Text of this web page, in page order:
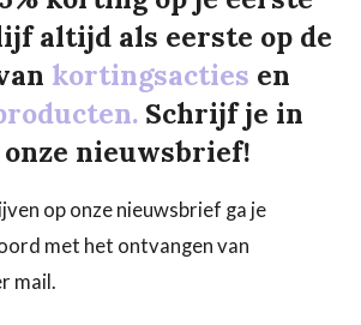
altijd als eerste op de
kortingsacties en
Schrijf je in
nieuwsbrief!
op onze nieuwsbrief ga je
met het ontvangen van
mail.